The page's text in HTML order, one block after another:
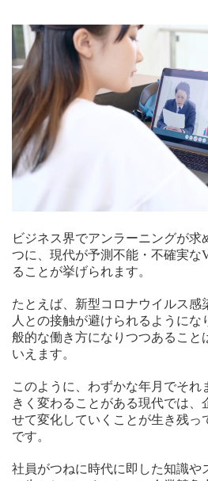
ビジネス界でアンラーニングが求
つに、現代が予測不能・不確実な
ることが挙げられます。
たとえば、新型コロナウイルス感
人との接触が避けられるようにな
般的な働き方になりつつあること
いえます。
このように、わずかな年月でそれ
きく変わることがある現代では、
せて変化していくことが生き残っ
です。
社員がつねに時代に即した知識や